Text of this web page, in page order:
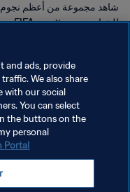
شاهد مجموعة من أعظم نجوم
للشباب تحت ٢٠ سنة FIFA..
سياسة الخصوصية
إدارة تفضيلات ملفات تعريف
and ads, provide
We also share
with our social
You can select
the buttons on the
personal
Portal